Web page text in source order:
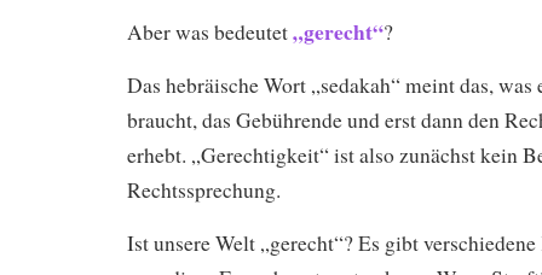
Aber was bedeutet„gerecht“?
Das hebräische Wort „sedakah“ meint das,
braucht, das Gebührende und erst dann den
erhebt. „Gerechtigkeit“ ist also zunächst kein
Rechtssprechung.
Ist unsere Welt „gerecht“? Es gibt